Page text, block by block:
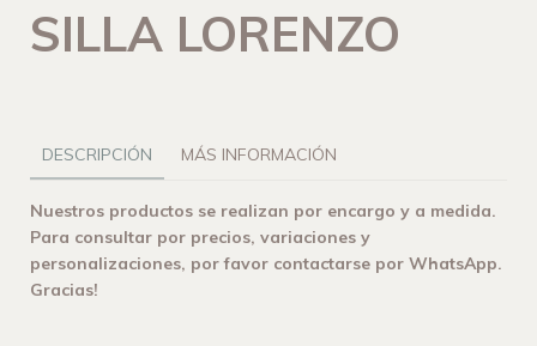
SILLA LORENZO
DESCRIPCIÓN MÁS INFORMACIÓN
Nuestros productos se realizan por encargo y a medida.
Para consultar por precios, variaciones y
personalizaciones, por favor contactarse por WhatsApp.
Gracias!